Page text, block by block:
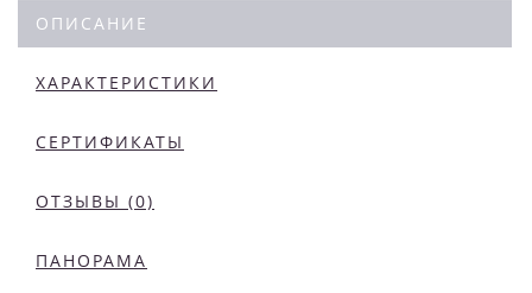
ОПИСАНИЕ
ХАРАКТЕРИСТИКИ
СЕРТИФИКАТЫ
ОТЗЫВЫ (0)
ПАНОРАМА